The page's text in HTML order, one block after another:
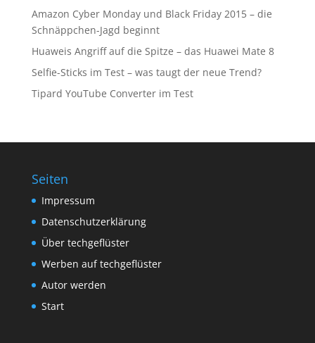
Amazon Cyber Monday und Black Friday 2015 – die
Schnäppchen-Jagd beginnt
Huaweis Angriff auf die Spitze – das Huawei Mate 8
Selfie-Sticks im Test – was taugt der neue Trend?
Tipard YouTube Converter im Test
Seiten
Impressum
Datenschutzerklärung
Über techgeflüster
Werben auf techgeflüster
Autor werden
Start